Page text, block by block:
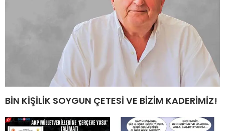
BİN KİŞİLİK SOYGUN ÇETESİ VE BİZİM KADERİMİZ!